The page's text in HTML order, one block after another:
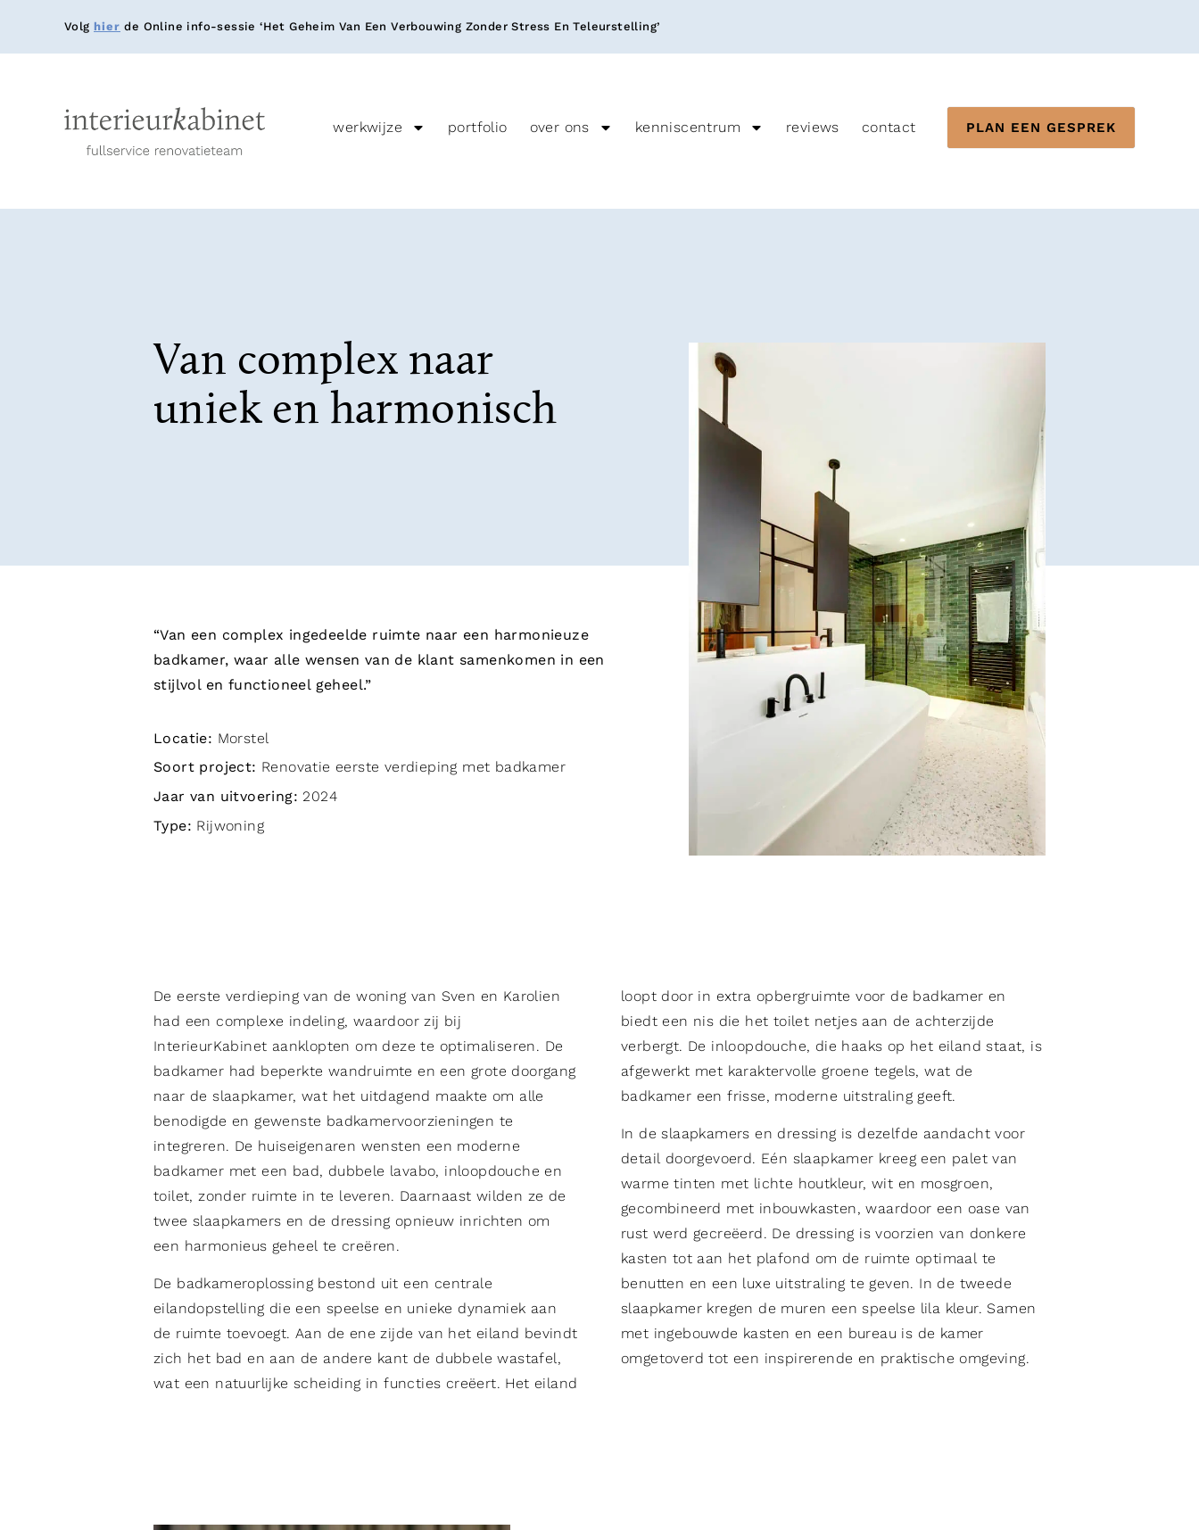
Volg hier de Online info-sessie ‘Het Geheim Van Een Verbouwing Zonder Stress En Teleurstelling’
werkwijze portfolio over ons kenniscentrum reviews contact PLAN EEN GESPREK
Van complex naar
uniek en harmonisch
“Van een complex ingedeelde ruimte naar een harmonieuze
badkamer, waar alle wensen van de klant samenkomen in een
stijlvol en functioneel geheel.”
Locatie: Morstel
Soort project: Renovatie eerste verdieping met badkamer
Jaar van uitvoering: 2024
Type: Rijwoning
De eerste verdieping van de woning van Sven en Karolien
had een complexe indeling, waardoor zij bij
InterieurKabinet aanklopten om deze te optimaliseren. De
badkamer had beperkte wandruimte en een grote doorgang
naar de slaapkamer, wat het uitdagend maakte om alle
benodigde en gewenste badkamervoorzieningen te
integreren. De huiseigenaren wensten een moderne
badkamer met een bad, dubbele lavabo, inloopdouche en
toilet, zonder ruimte in te leveren. Daarnaast wilden ze de
twee slaapkamers en de dressing opnieuw inrichten om
een harmonieus geheel te creëren.
De badkameroplossing bestond uit een centrale
eilandopstelling die een speelse en unieke dynamiek aan
de ruimte toevoegt. Aan de ene zijde van het eiland bevindt
zich het bad en aan de andere kant de dubbele wastafel,
wat een natuurlijke scheiding in functies creëert. Het eiland
loopt door in extra opbergruimte voor de badkamer en
biedt een nis die het toilet netjes aan de achterzijde
verbergt. De inloopdouche, die haaks op het eiland staat, is
afgewerkt met karaktervolle groene tegels, wat de
badkamer een frisse, moderne uitstraling geeft.
In de slaapkamers en dressing is dezelfde aandacht voor
detail doorgevoerd. Eén slaapkamer kreeg een palet van
warme tinten met lichte houtkleur, wit en mosgroen,
gecombineerd met inbouwkasten, waardoor een oase van
rust werd gecreëerd. De dressing is voorzien van donkere
kasten tot aan het plafond om de ruimte optimaal te
benutten en een luxe uitstraling te geven. In de tweede
slaapkamer kregen de muren een speelse lila kleur. Samen
met ingebouwde kasten en een bureau is de kamer
omgetoverd tot een inspirerende en praktische omgeving.